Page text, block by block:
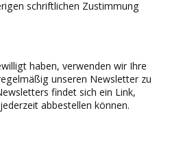
schriftlichen Zustimmung
haben, verwenden wir Ihre
unseren Newsletter zu
findet sich ein Link,
abbestellen können.